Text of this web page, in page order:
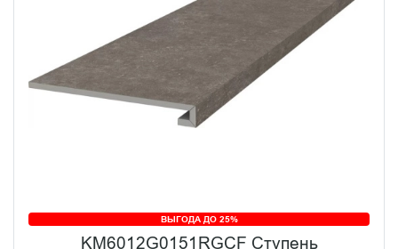
ВЫГОДА ДО 25%
KM6012G0151RGCF Ступень